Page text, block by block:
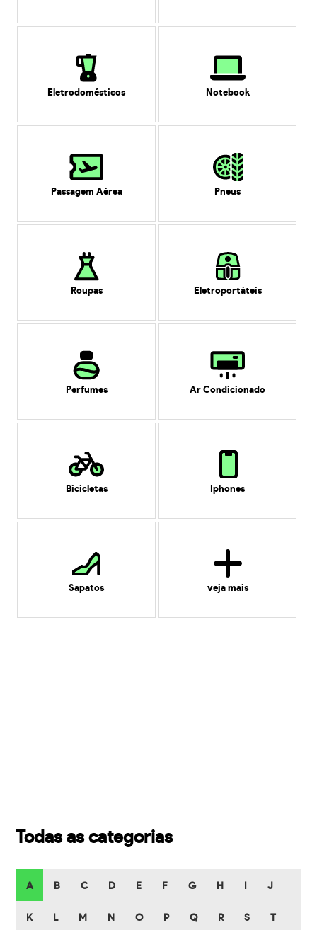
Eletrodomésticos Notebook
Passagem Aérea Pneus
Roupas Eletroportáteis
Perfumes Ar Condicionado
Bicicletas Iphones
Sapatos veja mais
Todas as categorias
A B C D E F G H J
K L M N O P Q R S T